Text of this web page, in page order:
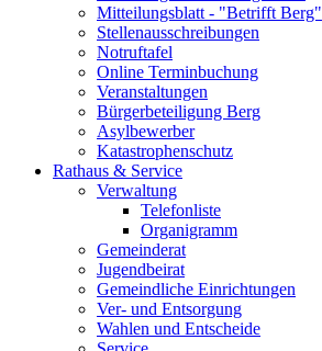
Mitteilungsblatt - "Betrifft Berg"
Stellenausschreibungen
Notruftafel
Online Terminbuchung
Veranstaltungen
Bürgerbeteiligung Berg
Asylbewerber
Katastrophenschutz
Rathaus & Service
Verwaltung
Telefonliste
Organigramm
Gemeinderat
Jugendbeirat
Gemeindliche Einrichtungen
Ver- und Entsorgung
Wahlen und Entscheide